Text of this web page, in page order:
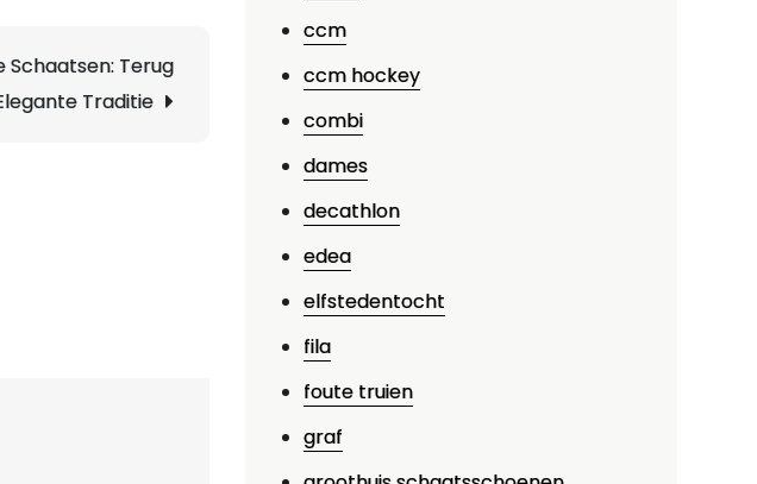
slijpstenen:
scherpe
Schaatsen: Terug
Traditie
ccm
ccm hockey
combi
dames
decathlon
edea
elfstedentocht
fila
foute truien
graf